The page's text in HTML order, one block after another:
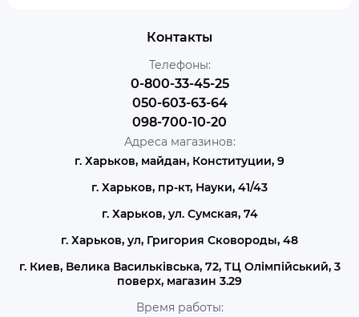
Контакты
Телефоны:
0-800-33-45-25
050-603-63-64
098-700-10-20
Адреса магазинов:
г. Харьков, майдан, Конституции, 9
г. Харьков, пр-кт, Науки, 41/43
г. Харьков, ул. Сумская, 74
г. Харьков, ул, Григория Сковороды, 48
г. Киев, Велика Васильківська, 72, ТЦ Олімпійський, 3
поверх, магазин 3.29
Время работы: